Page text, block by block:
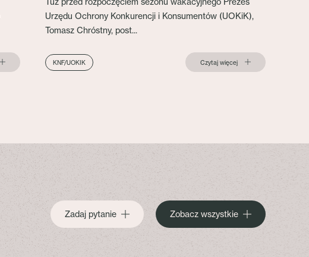
Urzędu Ochrony Konkurencji i Konsumentów (UOKiK),
Tomasz Chróstny, post...
KNF/UOKIK Czytaj więcej
Zadaj pytanie Zobacz wszystkie